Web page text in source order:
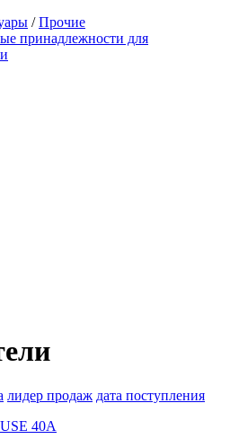
/Прочие
принадлежности для
лидер продаж дата поступления
40A